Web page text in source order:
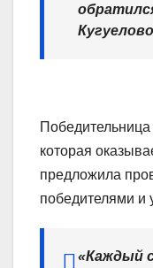
Победительница
которая
предложила
победителями и
«Каждый